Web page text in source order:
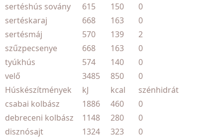
sertéshús sovány
615 150
0
sertéskaraj
668 163
0
sertésmáj
570 139
2
szűzpecsenye
668 163
0
tyúkhús
574 140
0
velő
3485 850
0
Húskészítmények
kJ kcal
szénhidrát
csabai kolbász
1886 460
0
debreceni kolbász
1148 280
0
disznósajt
1324 323
0